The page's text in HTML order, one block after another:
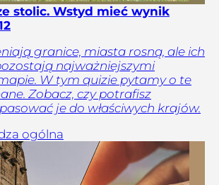
stolic. Wstyd mieć wynik
granice, miasta rosną, ale ich
najważniejszymi
W tym quizie pytamy o te
Zobacz, czy potrafisz
je do właściwych krajów.
ogólna